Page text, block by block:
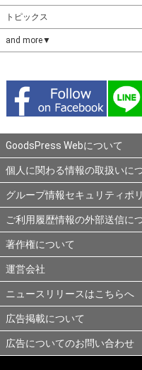
トピックス
and more▼
GoodsPress Webについて
個人に関わる情報の取扱いに
グループ情報セキュリティポ
ご利用履歴情報の外部送信に
著作権について
運営会社
ニュースリリースはこちらへ
広告掲載について
広告についてのお問い合わせ